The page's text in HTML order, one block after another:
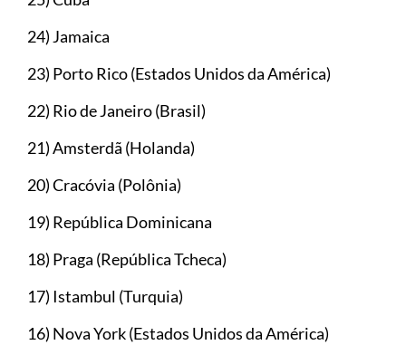
24) Jamaica
23) Porto Rico (Estados Unidos da América)
22) Rio de Janeiro (Brasil)
21) Amsterdã (Holanda)
20) Cracóvia (Polônia)
19) República Dominicana
18) Praga (República Tcheca)
17) Istambul (Turquia)
16) Nova York (Estados Unidos da América)